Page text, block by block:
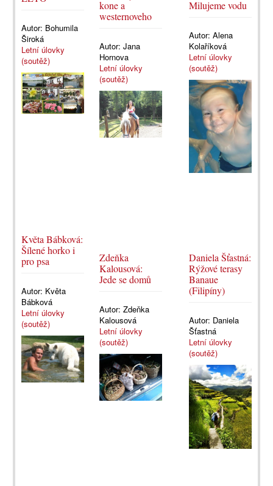
Autor: Bohumila
Široká
Letní úlovky
(soutěž)
kone a
westernoveho
Autor:Jana
Hornova
Letní úlovky
(soutěž)
Milujeme vodu
Autor:Alena
Kolaříková
Letní úlovky
(soutěž)
Květa Bábková:
Šílené horko i
pro psa
Autor: Květa
Bábková
Letní úlovky
(soutěž)
Zdeňka
Kalousová:
Jede se domů
Autor:Zdeňka
Kalousová
Letní úlovky
(soutěž)
Daniela Šťastná:
Rýžové terasy
Banaue
(Filipíny)
Autor: Daniela
Šťastná
Letní úlovky
(soutěž)